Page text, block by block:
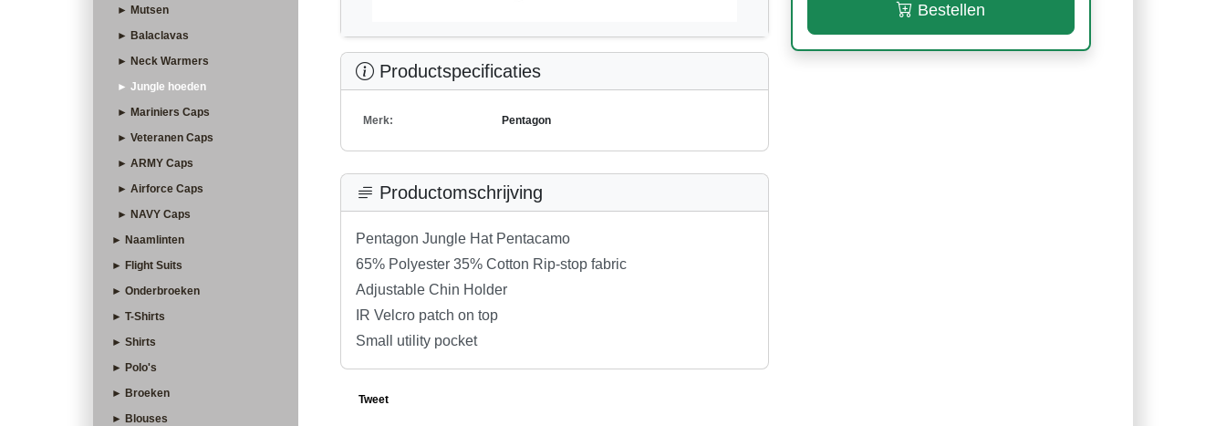
► Mutsen
► Balaclavas
► Neck Warmers
► Jungle hoeden
► Mariniers Caps
► Veteranen Caps
► ARMY Caps
► Airforce Caps
► NAVY Caps
► Naamlinten
► Flight Suits
► Onderbroeken
► T-Shirts
► Shirts
► Polo's
► Broeken
► Blouses
Productspecificaties
Merk: Pentagon
Productomschrijving
Pentagon Jungle Hat Pentacamo
65% Polyester 35% Cotton Rip-stop fabric
Adjustable Chin Holder
IR Velcro patch on top
Small utility pocket
Tweet
Bestellen